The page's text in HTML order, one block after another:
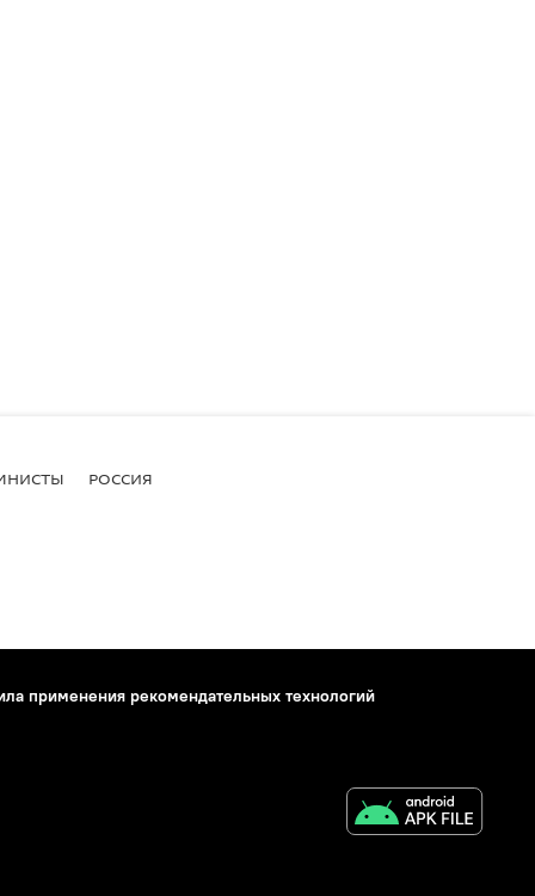
РОССИЯ
применения рекомендательных технологий